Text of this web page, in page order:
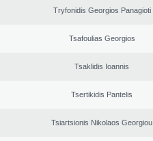
Tryfonidis Georgios Panagioti
Tsafoulias Georgios
Tsaklidis Ioannis
Tsertikidis Pantelis
Tsiartsionis Nikolaos Georgiou